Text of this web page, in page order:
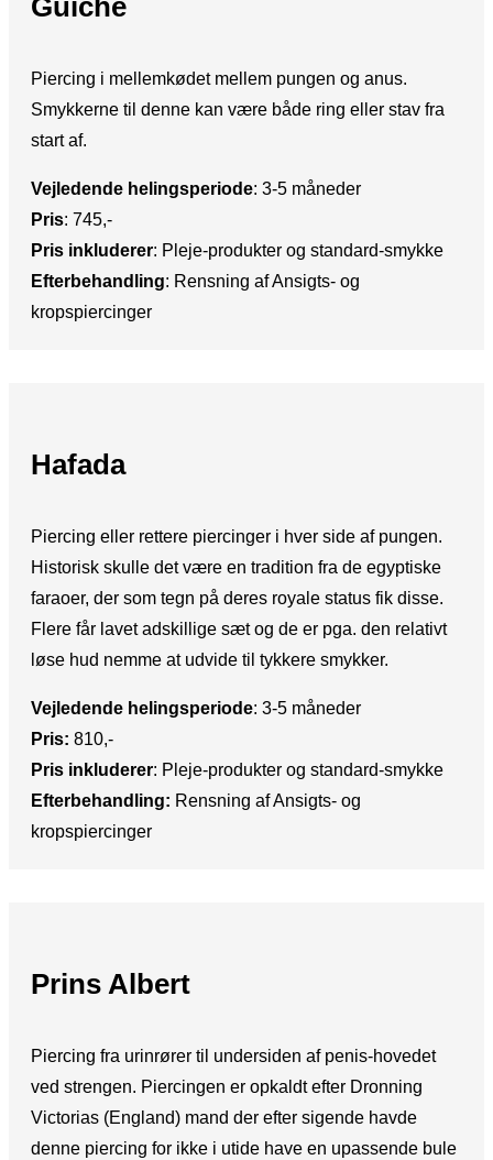
Piercing i mellemkødet mellem pungen og anus.
Smykkerne til denne kan være både ring eller stav fra
start af.
Vejledende helingsperiode: ​3-5 måneder
Pris: ​745,-
Pris inkluderer:​ Pleje-produkter og standard-smykke
Efterbehandling:​ Rensning af Ansigts- og
kropspiercinger
Hafada
Piercing eller rettere piercinger i hver side af pungen.
Historisk skulle det være en tradition fra de egyptiske
faraoer, der som tegn på deres royale status fik disse.
Flere får lavet adskillige sæt og de er pga. den relativt
løse hud nemme at udvide til tykkere smykker.
Vejledende helingsperiode:​ 3-5 måneder
Pris:​ 810,-
Pris inkluderer:​ Pleje-produkter og standard-smykke
Efterbehandling:​ Rensning af Ansigts- og
kropspiercinger
Prins Albert
Piercing fra urinrører til undersiden af penis-hovedet
ved strengen. Piercingen er opkaldt efter Dronning
Victorias (England) mand der efter sigende havde
denne piercing for ikke i utide have en upassende bule